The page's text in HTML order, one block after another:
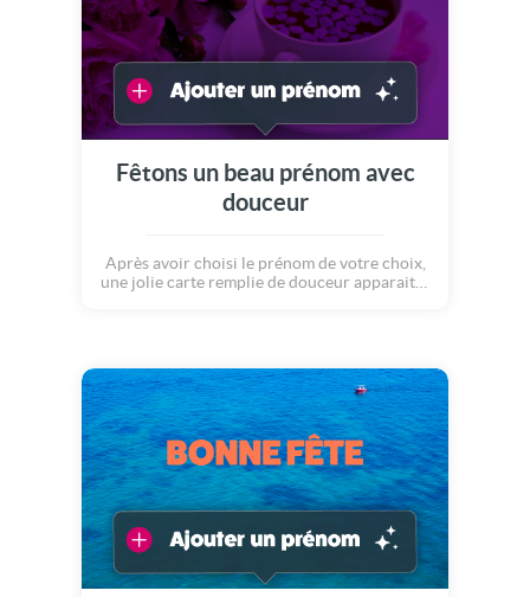
Fêtons un beau prénom avec
douceur
Après avoir choisi le prénom de votre choix,
une jolie carte remplie de douceur apparaitra